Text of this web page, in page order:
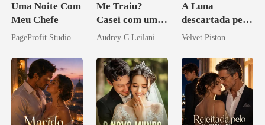
Uma Noite Com
Meu Chefe
PageProfit Studio
Me Traiu?
Casei com um
Magnata
Audrey C Leilani
A Luna
descartada pelo
Alfa
Velvet Piston